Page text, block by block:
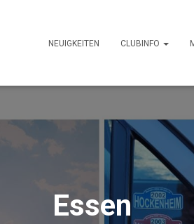
NEUIGKEITEN CLUBINFO
Essen